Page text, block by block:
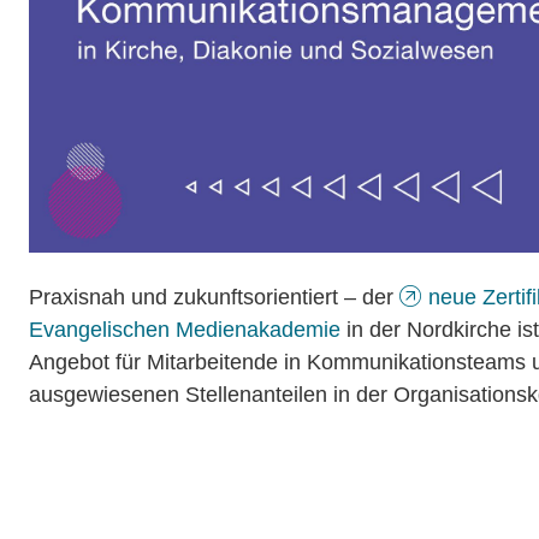
Praxisnah und zukunftsorientiert – der
neue
Evangelischen Medienakademie in der Nordkirche
Angebot für Mitarbeitende in Kommunikationsteams
ausgewiesenen Stellenanteilen in der